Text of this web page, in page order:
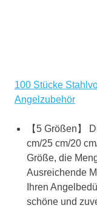
100 Stücke
Angelzubehör
【5 Größen】
cm/25 cm/20
Größe, die
Ausreichende
Ihren
schöne und